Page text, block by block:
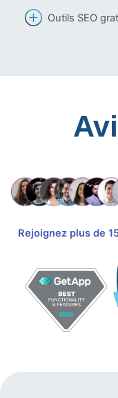
Outils SEO
Rejoignez plus de